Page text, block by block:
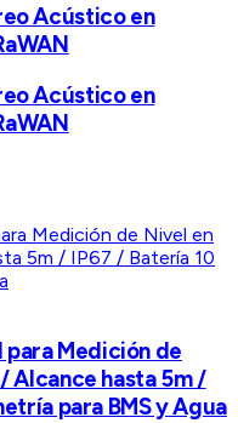
Acústico en
Acústico en
para Medición de
Alcance hasta 5m /
para BMS y Agua